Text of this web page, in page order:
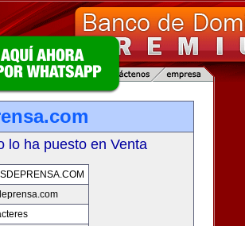
lo ha puesto en Venta